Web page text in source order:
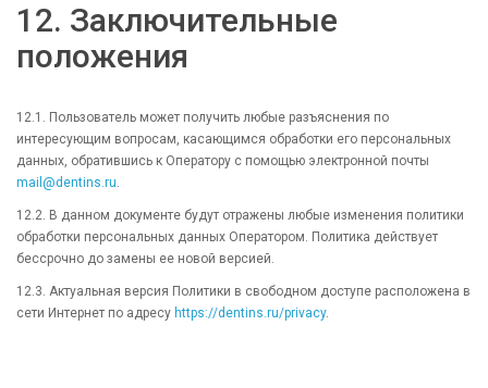
12. Заключительные
положения
12.1. Пользователь может получить любые разъяснения по
интересующим вопросам, касающимся обработки его персональных
данных, обратившись к Оператору с помощью электронной почты
mail@dentins.ru.
12.2. В данном документе будут отражены любые изменения политики
обработки персональных данных Оператором. Политика действует
бессрочно до замены ее новой версией.
12.3. Актуальная версия Политики в свободном доступе расположена в
сети Интернет по адресу https://dentins.ru/privacy.